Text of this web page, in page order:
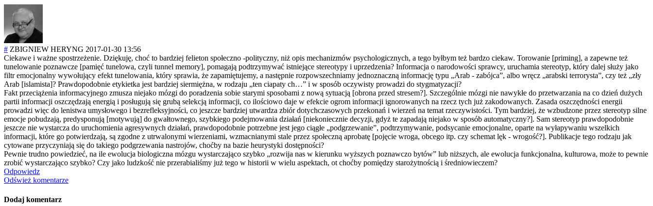
# ZBIGNIEW HERYNG 2017-01-30 13:56
Ciekawe i ważne spostrzeżenie. Dziękuję, choć to bardziej felieton społeczno -polityczny, niż opis mechanizmów psychologicznych, a tego byłbym też bardzo ciekaw. Torowanie [priming], a zapewne też
tunelowanie poznawcze [pamięć tunelowa, czyli tunnel memory], pomagają podtrzymywać istniejące stereotypy i uprzedzenia? Informacja o narodowości sprawcy, uruchamia stereotyp, który dalej służy jako
filtr emocjonalny wywołujący efekt tunelowania, który sprawia, że zapamiętujemy, a następnie rozpowszechniamy jednoznaczną informację typu „Arab - zabójca”, albo wręcz „arabski terrorysta”, czy też „zły
Arab [islamista]? Prawdopodobnie etykietka jest bardziej siermiężna, w rodzaju „ten ciapaty ch…” i w sposób oczywisty prowadzi do stygmatyzacji?
Fakt przeciążenia informacyjnego zmusza niejako mózgi do poradzenia sobie starymi sposobami z nową sytuacją [obrona przed stresem?]. Szczególnie mózgi nie nawykłe do przetwarzania na co dzień dużych
partii informacji oszczędzają energią i posługują się grubą selekcją informacji, co ilościowo daje w efekcie ogrom informacji ignorowanych na rzecz tych już zakodowanych. Zasada oszczędności energii
prowadzi więc do lenistwa umysłowego i bezrefleksyjności, co jeszcze bardziej utwardza zbiór dotychczasowych przekonań i wierzeń na temat rzeczywistości. Tym bardziej, że wzbudzone przez stereotyp silne
emocje pobudzają, predysponują [motywują] do gwałtownego, szybkiego podejmowania działań [niekoniecznie decyzji, gdyż te zapadają niejako w sposób automatyczny?]. Sam stereotyp prawdopodobnie
jeszcze nie wystarcza do uruchomienia agresywnych działań, prawdopodobnie potrzebne jest jego ciągłe „podgrzewanie”, podtrzymywanie, podsycanie emocjonalne, oparte na wyłapywaniu wszelkich
informacji, które go potwierdzają, są zgodne z utrwalonymi wierzeniami, wzmacnianymi stale przez społeczną aprobatę [pojęcie wroga, obcego itp. czy schemat lęk - wrogość?]. Publikacje tego rodzaju jak
cytowane przyczyniają się do takiego podgrzewania nastrojów, choćby na bazie heurystyki dostępności?
Pewnie trudno powiedzieć, na ile ewolucja biologiczna mózgu wystarczająco szybko „rozwija nas w kierunku wyższych poznawczo bytów” lub niższych, ale ewolucja funkcjonalna, kulturowa, może to pewnie
zrobić wystarczająco szybko? Czy jako ludzkość nie przerabialiśmy już tego w historii w wielu aspektach, ot choćby pomiędzy starożytnością i średniowieczem?
Odpowiedz
Odśwież komentarze
Dodaj komentarz